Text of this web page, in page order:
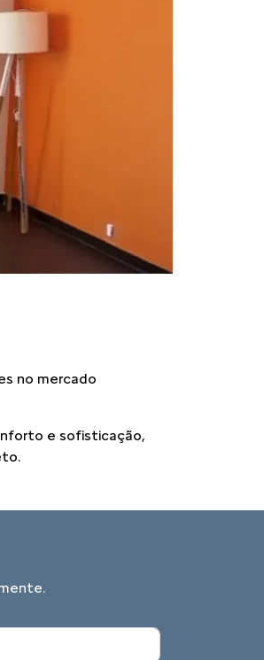
no mercado
e sofisticação,